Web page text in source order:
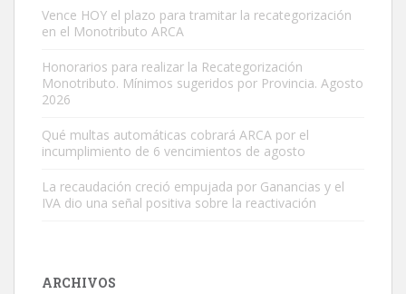
Vence HOY el plazo para tramitar la recategorización
en el Monotributo ARCA
Honorarios para realizar la Recategorización
Monotributo. Mínimos sugeridos por Provincia. Agosto
2026
Qué multas automáticas cobrará ARCA por el
incumplimiento de 6 vencimientos de agosto
La recaudación creció empujada por Ganancias y el
IVA dio una señal positiva sobre la reactivación
ARCHIVOS